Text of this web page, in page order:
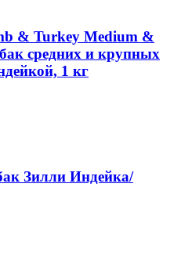
& Turkey Medium &
средних и крупных
1 кг
Зилли Индейка/